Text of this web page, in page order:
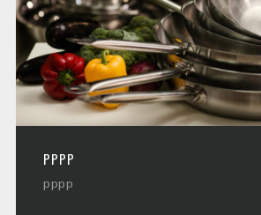
PPPP
pppp